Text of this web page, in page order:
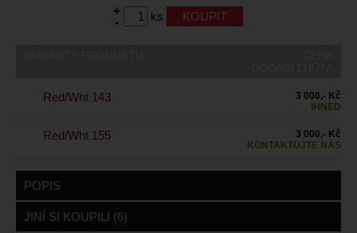
+
-
ks
Red/Wht 143
3 000,- Kč
IHNED
Red/Wht 155
3 000,- Kč
KONTAKTUJTE NÁS
POPIS
JINÍ SI KOUPILI (6)